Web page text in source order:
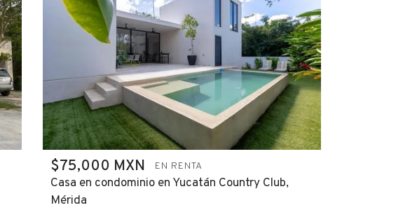
$75,000 MXN EN RENTA
Casa en condominio en Yucatán Country Club,
Mérida